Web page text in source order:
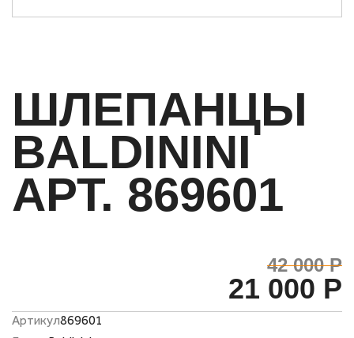
ШЛЕПАНЦЫ
BALDININI
АРТ. 869601
42 000 Р
21 000 Р
Артикул869601